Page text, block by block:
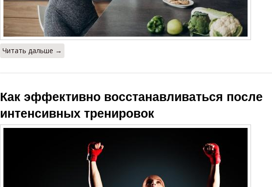
Читать дальше →
Как эффективно восстанавливаться после
интенсивных тренировок